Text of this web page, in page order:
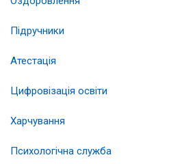
Підручники
Атестація
Цифровізація освіти
Харчування
Психологічна служба